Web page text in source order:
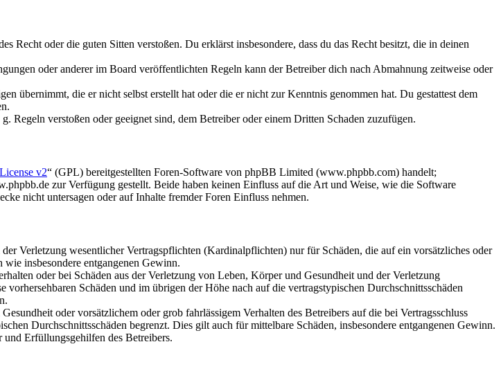
Recht oder die guten Sitten verstoßen. Du erklärst insbesondere, dass du das Recht besitzt, die in deinen
oder anderer im Board veröffentlichten Regeln kann der Betreiber dich nach Abmahnung zeitweise oder
übernimmt, die er nicht selbst erstellt hat oder die er nicht zur Kenntnis genommen hat. Du gestattest dem
Regeln verstoßen oder geeignet sind, dem Betreiber oder einem Dritten Schaden zuzufügen.
v2“ (GPL) bereitgestellten Foren-Software von phpBB Limited (www.phpbb.com) handelt;
zur Verfügung gestellt. Beide haben keinen Einfluss auf die Art und Weise, wie die Software
nicht untersagen oder auf Inhalte fremder Foren Einfluss nehmen.
Verletzung wesentlicher Vertragspflichten (Kardinalpflichten) nur für Schäden, die auf ein vorsätzliches oder
insbesondere entgangenen Gewinn.
oder bei Schäden aus der Verletzung von Leben, Körper und Gesundheit und der Verletzung
Schäden und im übrigen der Höhe nach auf die vertragstypischen Durchschnittsschäden
oder vorsätzlichem oder grob fahrlässigem Verhalten des Betreibers auf die bei Vertragsschluss
Durchschnittsschäden begrenzt. Dies gilt auch für mittelbare Schäden, insbesondere entgangenen Gewinn.
Erfüllungsgehilfen des Betreibers.